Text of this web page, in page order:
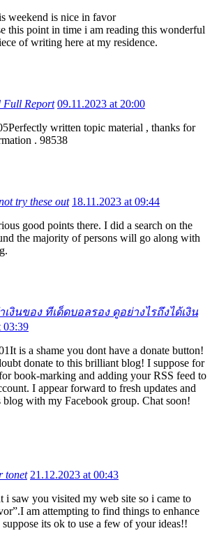
weekend is nice in favor
this point in time i am reading this wonderful
of writing here at my residence.
Full Report 09.11.2023 at 20:00
written topic material , thanks for
. 98538
try these out 18.11.2023 at 09:44
good points there. I did a search on the
the majority of persons will go along with
เงินของ ทีเด็ดบอลรอง ดูอย่างไรถึงได้เงิน
03:39
is a shame you dont have a donate button!
donate to this brilliant blog! I suppose for
book-marking and adding your RSS feed to
I appear forward to fresh updates and
blog with my Facebook group. Chat soon!
tonet 21.12.2023 at 00:43
i saw you visited my web site so i came to
am attempting to find things to enhance
its ok to use a few of your ideas!!